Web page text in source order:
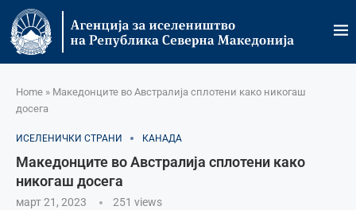
Home » Македонците во Австралија сплотени како никогаш
досега
ИСЕЛЕНИЧКИ СТРАНИ КАНАДА
Македонците во Австралија сплотени како
никогаш досега
март 21, 2023 251 views